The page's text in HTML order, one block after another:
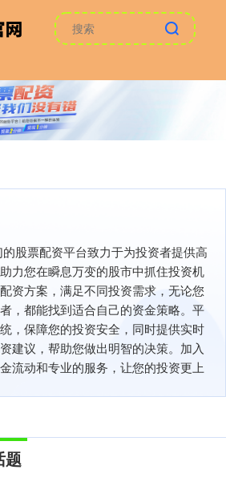
股票配资平台致力于为投资者提供高
力您在瞬息万变的股市中抓住投资机
资方案，满足不同投资需求，无论您
，都能找到适合自己的资金策略。平
，保障您的投资安全，同时提供实时
建议，帮助您做出明智的决策。加入
流动和专业的服务，让您的投资更上
题